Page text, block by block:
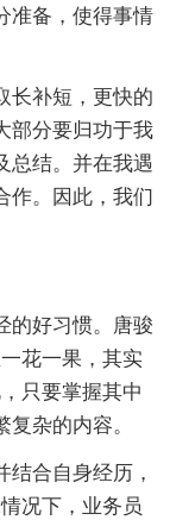
准备，使得事情
长补短，更快的
部分要归功于我
总结。并在我遇
作。因此，我们
的好习惯。唐骏
花一果，其实
只要掌握其中
杂的内容。
合自身经历，
况下，业务员